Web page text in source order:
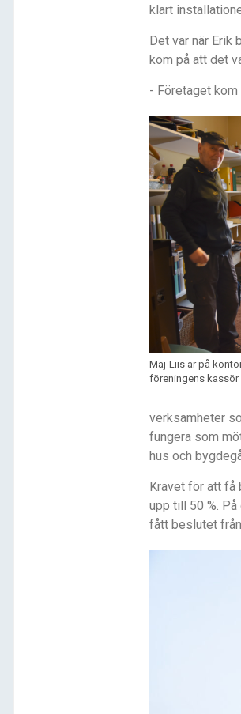
klart
Det var när Erik
kom på att det
- Företaget
Maj-Liis är på
föreningens kassör
verksamheter
fungera som
hus och
Kravet för att få
upp till 50 %.
fått beslutet